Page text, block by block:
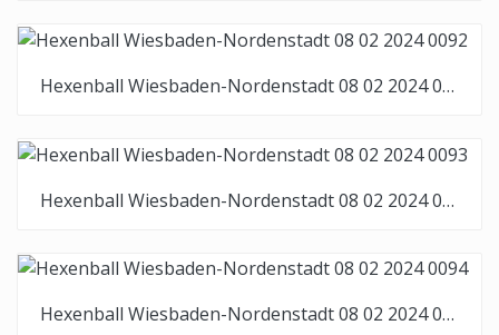
Hexenball Wiesbaden-Nordenstadt 08 02 2024 0092
Hexenball Wiesbaden-Nordenstadt 08 02 2024 0093
Hexenball Wiesbaden-Nordenstadt 08 02 2024 0094